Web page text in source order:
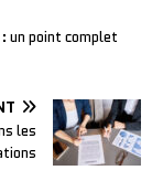
un point complet
les